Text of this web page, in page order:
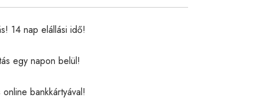
14 nap elállási idő!
egy napon belül!
bankkártyával!